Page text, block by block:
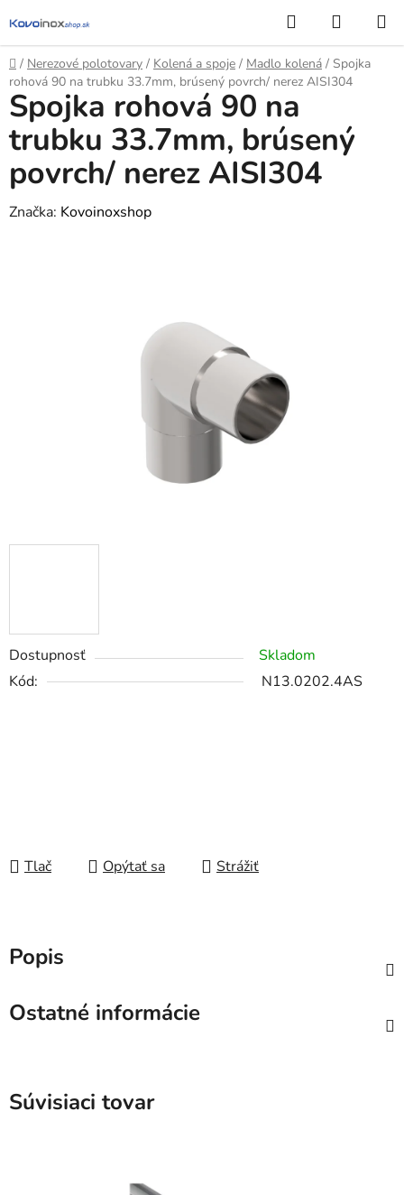
na
obsah
Hľadať
KOŠÍK
Domov
/ Nerezové polotovary / Kolená a spoje / Madlo kolená / Spojka
rohová 90 na trubku 33.7mm, brúsený povrch/ nerez AISI304
Dostupnosť
Skladom
Kód:
N13.0202.4AS
Tlač Opýtať sa Strážiť
Spojka rohová 90 na
trubku 33.7mm, brúsený
povrch/ nerez AISI304
Značka: Kovoinoxshop
Popis
Ostatné informácie
Súvisiaci tovar